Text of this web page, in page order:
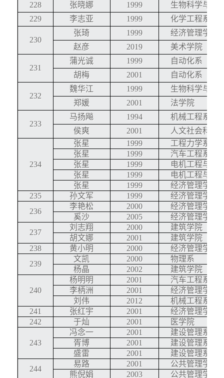
228
张晓娜 1999
生物科学与技
229
李志亚 1999 化学工程系
230
张琦 1999
经济管理学院
赵彦
2019 美术学院
231
蒲光诚 1999
自动化系
胡梅
2001 自动化系
232
魏华江 1999
生物科学与技
郑媛
2001 法学院
233
马扬飚 1994
机械工程系
侯爽
2001 人文社会科学
234
张星 1999
工程力学系
张星
1999
汽车工程系
张星
1999
电机工程与应
张星
1999
电机工程与应
张星
1999
经济管理学院
235
孙文军 1999
经济管理学院
236
李艳松 2000
经济管理学院
奚沙
2005
经济管理学院
237
刘志翔 2000
建筑学院
胡文娜
2001
建筑学院
238
黄小明 2000
经济管理学院
239
文凯 2000
物理系
杨晶
2002 建筑学院
240
杨明明 2001
汽车工程系
李柄洲
2001
经济管理学院
刘伟
2012
机械工程系
241
张红宇 2001
经济管理学院
242
于灿 2001 医学院
243
冯念一 2001
建设管理系
胥博
2001
建设管理系
盛雷
2001
建设管理系
244
易路 2001
公共管理学院
熊倪娟
2003
公共管理学院